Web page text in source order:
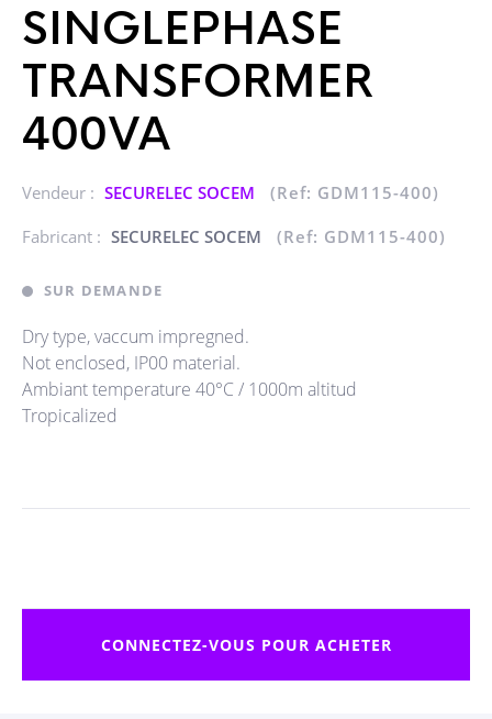
SINGLEPHASE
TRANSFORMER
400VA
Vendeur : SECURELEC SOCEM
(Ref: GDM115-400)
Fabricant : SECURELEC SOCEM (Ref: GDM115-400)
SUR DEMANDE
Dry type, vaccum impregned.
Not enclosed, IP00 material.
Ambiant temperature 40°C / 1000m altitud
Tropicalized
CONNECTEZ-VOUS POUR ACHETER